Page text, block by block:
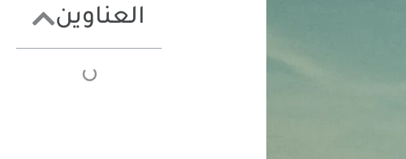
العناوين